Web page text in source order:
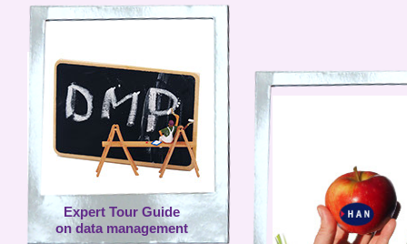
Expert Tour Guide
on data management